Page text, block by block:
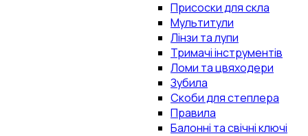
Присоски для скла
Мультитули
Лінзи та лупи
Тримачі інструментів
Ломи та цвяходери
Зубила
Скоби для степлера
Правила
Балонні та свічні ключі